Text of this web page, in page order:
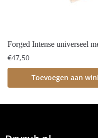
Forged Intense universeel
€47,50
Toevoegen aan